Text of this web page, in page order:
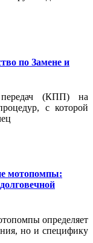
по Замене и
передач (КПП) на
с которой
мотопомпы:
определяет
но и специфику